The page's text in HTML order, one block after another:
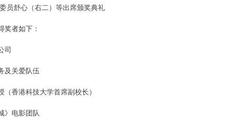
员舒心（右二）等出席颁奖典礼
奖者如下：
司
及关爱队伍
香港科技大学首席副校长）
》电影团队